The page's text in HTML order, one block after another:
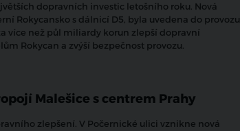
dopravních investic letošního roku. Nová
Rokycansko s dálnicí D5, byla uvedena do provozu
více než půl miliardy korun zlepší dopravní
Rokycan a zvýší bezpečnost provozu.
Malešice s centrem Prahy
zlepšení. V Počernické ulici vznikne nová